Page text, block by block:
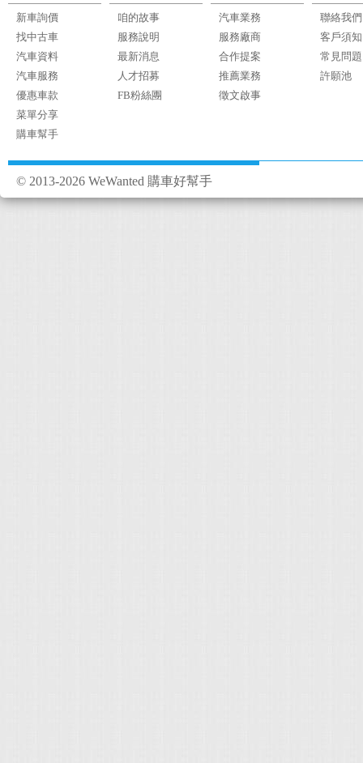
新車詢價
找中古車
汽車資料
汽車服務
優惠車款
菜單分享
購車幫手
咱的故事
服務說明
最新消息
人才招募
FB粉絲團
汽車業務
服務廠商
合作提案
推薦業務
徵文啟事
聯絡我們
客戶須知
常見問題
許願池
© 2013-2026 WeWanted 購車好幫手